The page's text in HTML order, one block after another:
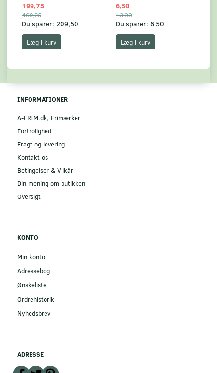
199,75
409,25
Du sparer: 209,50
Læg i kurv
6,50
13,00
Du sparer: 6,50
Læg i kurv
INFORMATIONER
A-FRIM.dk, Frimærker
Fortrolighed
Fragt og levering
Kontakt os
Betingelser & Vilkår
Din mening om butikken
Oversigt
KONTO
Min konto
Adressebog
Ønskeliste
Ordrehistorik
Nyhedsbrev
ADRESSE